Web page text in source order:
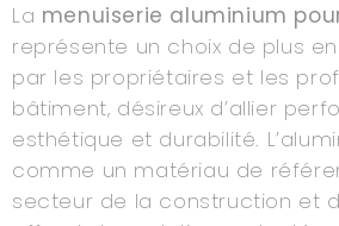
La menuiserie aluminium
représente un choix de plus
par les propriétaires et les
bâtiment, désireux d’allier
esthétique et durabilité.
comme un matériau de
secteur de la construction et